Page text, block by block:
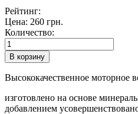
Рейтинг:
Цена: 260 грн.
Количество:
Высококачественное моторное
изготовлено на основе
добавлением